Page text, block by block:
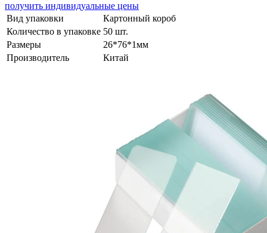
получить индивидуальные цены
Вид упаковки
Картонный короб
Количество в упаковке 50 шт.
Размеры
26*76*1мм
Производитель
Китай